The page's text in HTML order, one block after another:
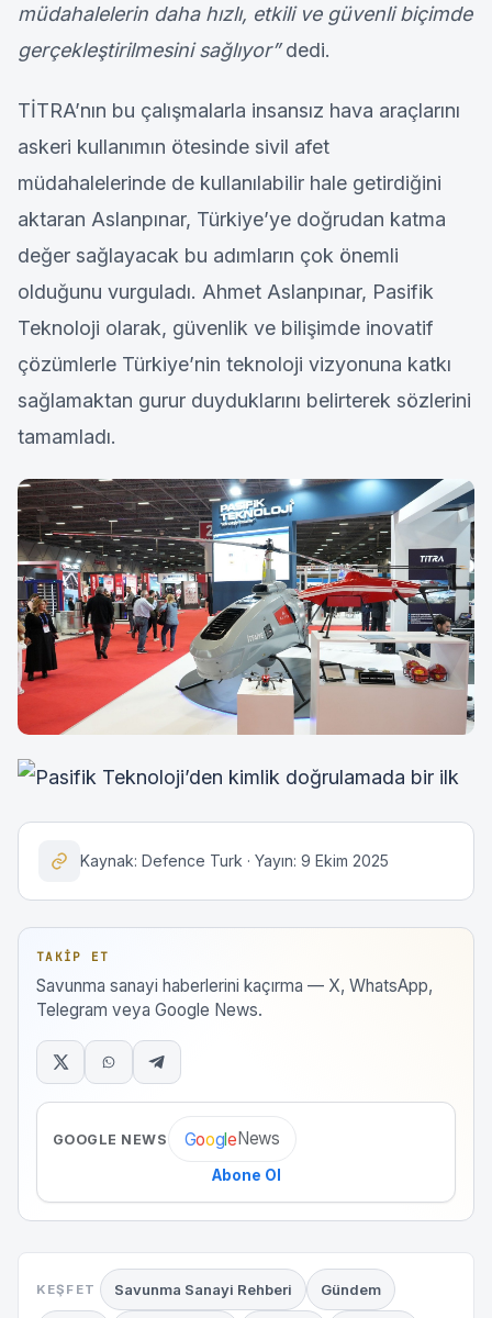
müdahalelerin daha hızlı, etkili ve güvenli biçimde
gerçekleştirilmesini sağlıyor”dedi.
TİTRA’nın bu çalışmalarla insansız hava araçlarını
askeri kullanımın ötesinde sivil afet
müdahalelerinde de kullanılabilir hale getirdiğini
aktaran Aslanpınar, Türkiye’ye doğrudan katma
değer sağlayacak bu adımların çok önemli
olduğunu vurguladı. Ahmet Aslanpınar, Pasifik
Teknoloji olarak, güvenlik ve bilişimde inovatif
çözümlerle Türkiye’nin teknoloji vizyonuna katkı
sağlamaktan gurur duyduklarını belirterek sözlerini
tamamladı.
Kaynak: Defence Turk · Yayın: 9 Ekim 2025
TAKIP ET
Savunma sanayi haberlerini kaçırma — X, WhatsApp,
Telegram veya Google News.
GOOGLE NEWS Google News
Abone Ol
KEŞFET Savunma Sanayi Rehberi Gündem